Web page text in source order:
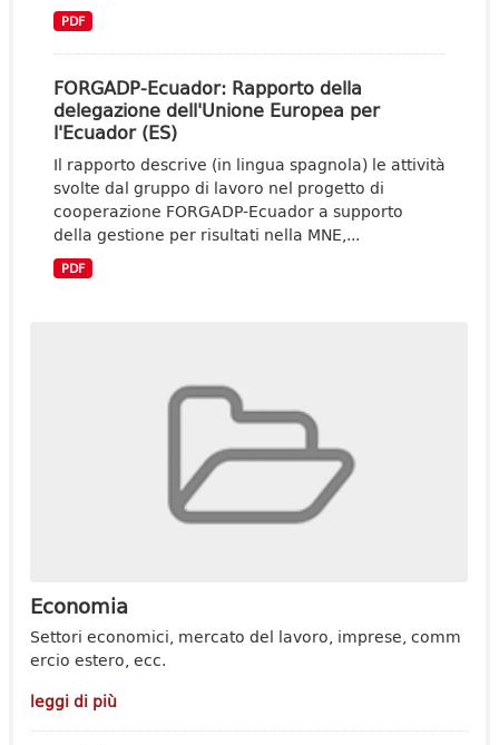
Economia
Settori economici, mercato del lavoro, imprese, comm
ercio estero, ecc.
leggi di più
PDF
FORGADP-Ecuador: Rapporto della
delegazione dell'Unione Europea per
l'Ecuador (ES)
Il rapporto descrive (in lingua spagnola) le attività
svolte dal gruppo di lavoro nel progetto di
cooperazione FORGADP-Ecuador a supporto
della gestione per risultati nella MNE,...
PDF